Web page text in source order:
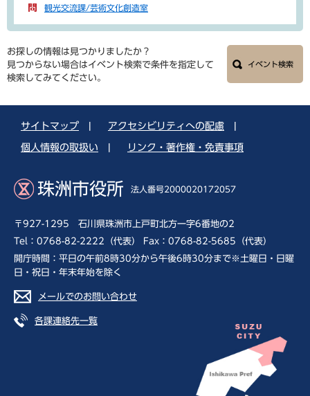
観光交流課/芸術文化創造室
お探しの情報は見つかりましたか？
見つからない場合はイベント検索で条件を指定して
検索してみてください。
イベント検索
サイトマップ アクセシビリティへの配慮
個人情報の取扱い リンク・著作権・免責事項
珠洲市役所 法人番号2000020172057
〒927-1295 石川県珠洲市上戸町北方一字6番地の2
Tel：0768-82-2222（代表） Fax：0768-82-5685（代表）
開庁時間：平日の午前8時30分から午後6時30分まで※土曜日・日曜
日・祝日・年末年始を除く
メールでのお問い合わせ
各課連絡先一覧